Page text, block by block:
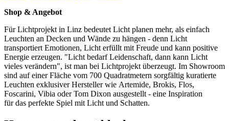
Shop & Angebot
Für Lichtprojekt in Linz bedeutet Licht planen mehr, als einfach
Leuchten an Decken und Wände zu hängen - denn Licht
transportiert Emotionen, Licht erfüllt mit Freude und kann positive
Energie erzeugen. "Licht bedarf Leidenschaft, dann kann Licht
vieles verändern", ist man bei Lichtprojekt überzeugt. Im Showroom
sind auf einer Fläche vom 700 Quadratmetern sorgfältig kuratierte
Leuchten exklusiver Hersteller wie Artemide, Brokis, Flos,
Foscarini, Vibia oder Tom Dixon ausgestellt - eine Inspiration
für das perfekte Spiel mit Licht und Schatten.